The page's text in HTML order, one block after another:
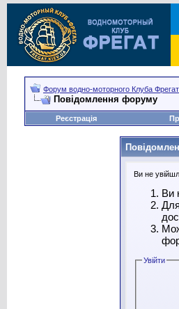
Форум водно-моторного Клуба Фрегат
Повідомлення форуму
Реєстрація
Ви не
Ви
Увійти